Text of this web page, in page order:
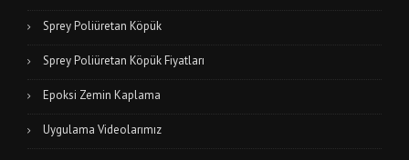
Sprey Poliüretan Köpük
Sprey Poliüretan Köpük Fiyatları
Epoksi Zemin Kaplama
Uygulama Videolarımız